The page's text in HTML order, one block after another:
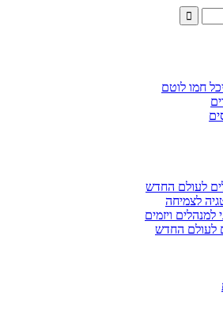
חמו לוטם
לעולם החדש
לצמיחה
למנהלים ויזמים
לעולם החדש